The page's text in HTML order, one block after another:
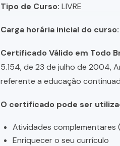
Tipo de Curso: LIVRE
Carga horária inicial do curso:
Certificado Válido em Todo
5.154, de 23 de julho de 2004,
referente a educação
O certificado pode ser
Atividades
Enriquecer o seu currículo